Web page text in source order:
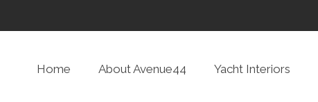
Home About Avenue44 Yacht Interiors